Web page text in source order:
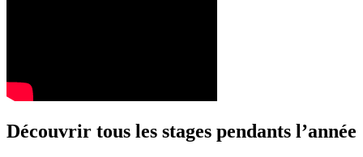
Découvrir tous les stages pendants l’année